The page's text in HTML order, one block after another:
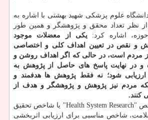
علوم پزشکی شهید بهشتی با اشاره به
نظر تعداد محقق و پژوهشگر و همین طور
اشاره کرد: یکی از معضلات موجود
و نقص در تعیین اهداف کلی و اختصاصی
مردم است، در حالی که اگر اهداف روشن و
در نهایت پاسخ های حاصل از پژوهش به
شود؛ نه فقط پژوهش ها هدفمند و
مردم نیز پژوهش و پژوهشگر و هدف از
کنند.
وی با اعلان اینکه شاخص "Health System Research" یا شاخص تحقیق
شاخص مناسبی برای ارزیابی اثربخشی